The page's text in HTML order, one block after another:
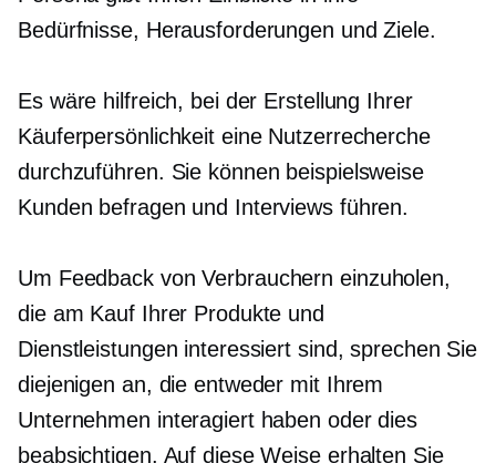
Bedürfnisse, Herausforderungen und Ziele.
Es wäre hilfreich, bei der Erstellung Ihrer
Käuferpersönlichkeit eine Nutzerrecherche
durchzuführen. Sie können beispielsweise
Kunden befragen und Interviews führen.
Um Feedback von Verbrauchern einzuholen,
die am Kauf Ihrer Produkte und
Dienstleistungen interessiert sind, sprechen Sie
diejenigen an, die entweder mit Ihrem
Unternehmen interagiert haben oder dies
beabsichtigen. Auf diese Weise erhalten Sie